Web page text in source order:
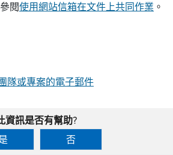
閱使用網站信箱在文件上共同作業 。
隊或專案的電子郵件
資訊是否有幫助?
否